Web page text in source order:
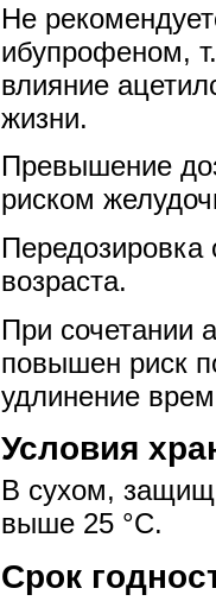
Не
ибупрофеном,
влияние
жизни.
Превышение
риском
Передозировка
возраста.
При сочетании
повышен риск
удлинение
Условия
В сухом,
выше 25 °C.
Срок